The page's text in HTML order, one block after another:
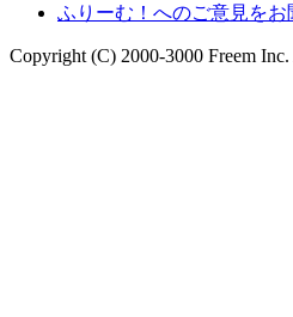
ふりーむ！へのご意見をお
Copyright (C) 2000-3000 Freem